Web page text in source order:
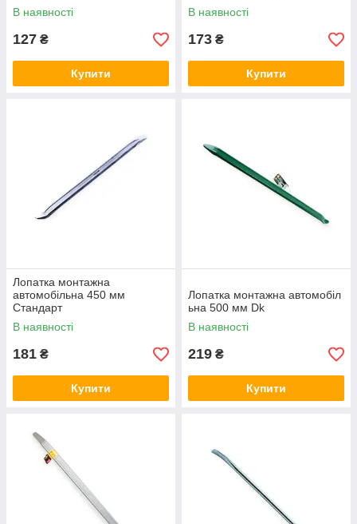
В наявності
127 ₴
Купити
В наявності
173 ₴
Купити
Лопатка монтажна
автомобільна 450 мм
Стандарт
В наявності
181 ₴
Купити
Лопатка монтажна автомобіл
ьна 500 мм Dk
В наявності
219 ₴
Купити